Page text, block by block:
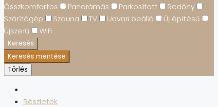
Összkomfortos
Panorámás Parkosított
Redőny
Szárítógép
Szauna TV Udvari beálló
Új építésű
Újszerű
WiFi
Keresés
Keresés mentése
Törlés
Részletek